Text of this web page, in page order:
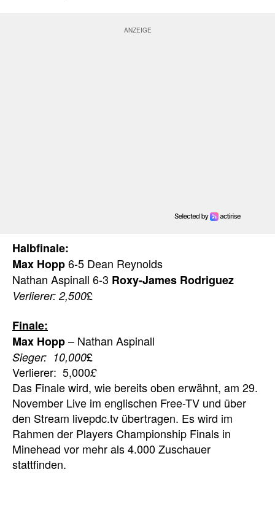
Halbfinale:
Max Hopp6-5 Dean Reynolds
Nathan Aspinall 6-3 Roxy-James Rodriguez
Verlierer: 2,500£
Finale:
Max Hopp– Nathan Aspinall
Sieger: 10,000£
Verlierer: 5,000£
Das Finale wird, wie bereits oben erwähnt, am 29.
November Live im englischen Free-TV und über
den Stream livepdc.tv übertragen. Es wird im
Rahmen der Players Championship Finals in
Minehead vor mehr als 4.000 Zuschauer
stattfinden.